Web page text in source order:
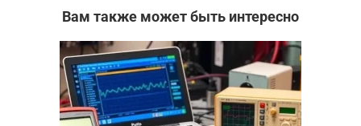
Вам также может быть интересно